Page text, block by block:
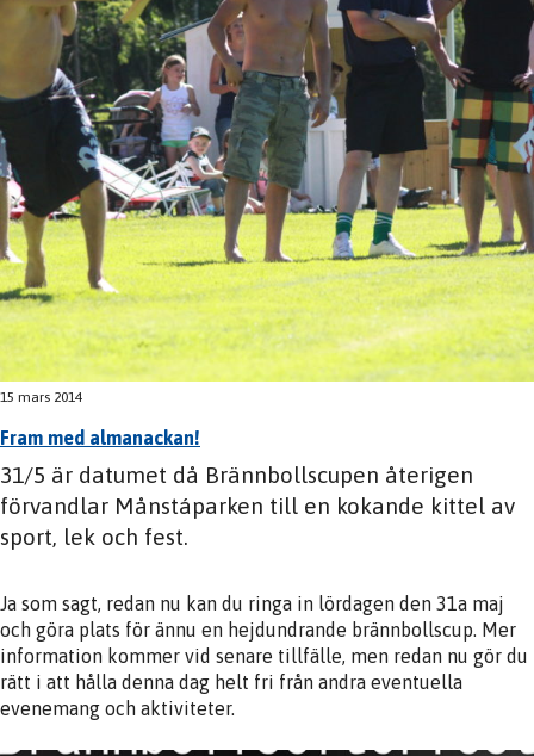
15 mars 2014
Fram med almanackan!
31/5 är datumet då Brännbollscupen återigen
förvandlar Månstáparken till en kokande kittel av
sport, lek och fest.
Ja som sagt, redan nu kan du ringa in lördagen den 31a maj
och göra plats för ännu en hejdundrande brännbollscup. Mer
information kommer vid senare tillfälle, men redan nu gör du
rätt i att hålla denna dag helt fri från andra eventuella
evenemang och aktiviteter.